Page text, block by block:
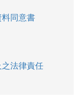
同意書
法律責任